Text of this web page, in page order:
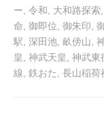
ー 令和 大和路探索
命 御即位 御朱印
駅 深田池 畝傍山
皇
神武天皇 神武東
線 鉄おた 長山稲荷